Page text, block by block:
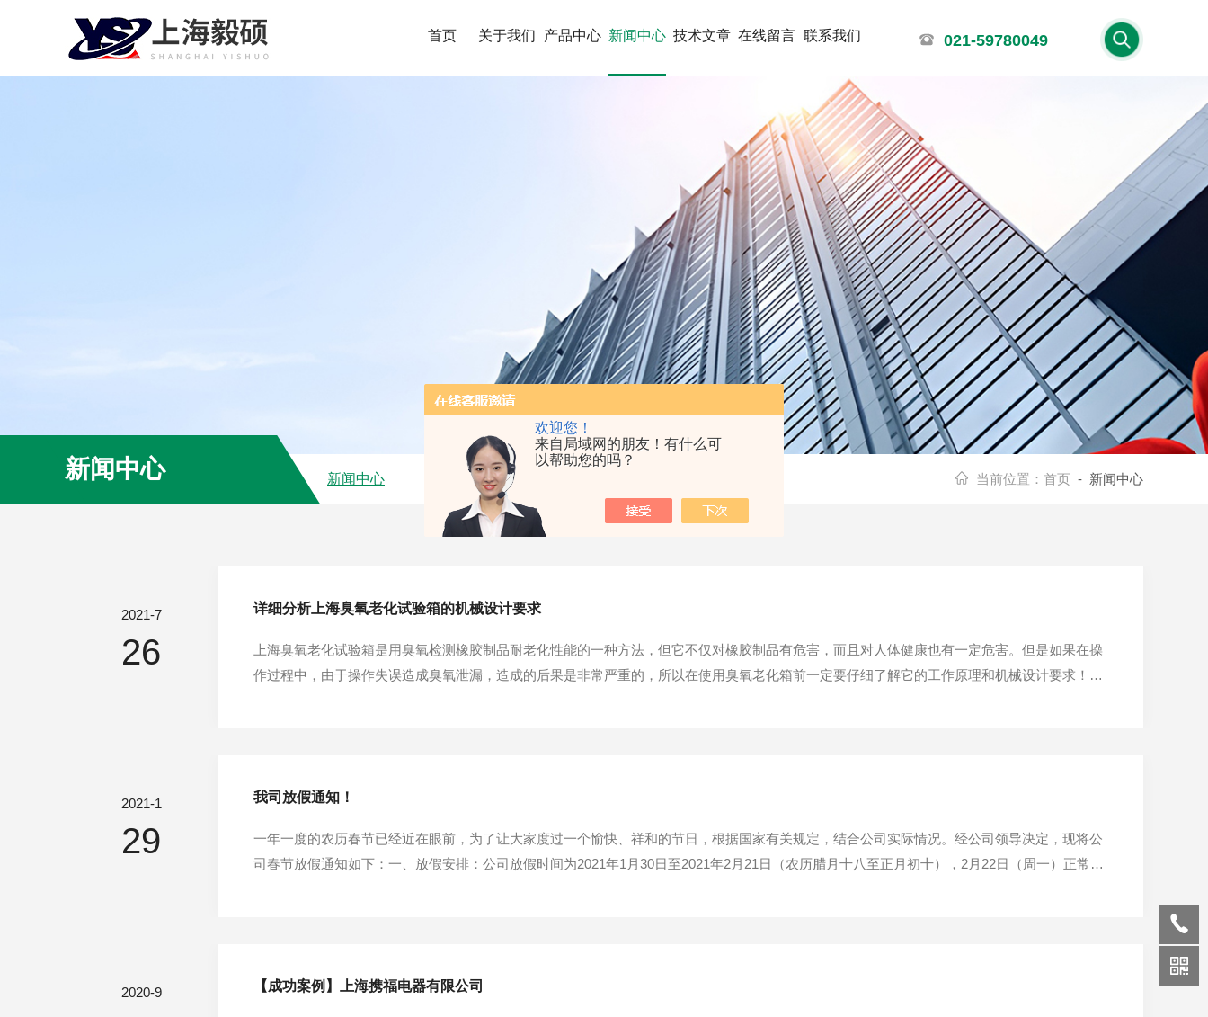
欢迎您！
来自局域网的朋友！有什么可
以帮助您的吗？
首页 关于我们 产品中心 新闻中心 技术文章 在线留言 联系我们 021-59780049
新闻中心 新闻中心 技术文章 当前位置： 首页 - 新闻中心
2021-7
26
详细分析上海臭氧老化试验箱的机械设计要求
上海臭氧老化试验箱是用臭氧检测橡胶制品耐老化性能的一种方法，但它不仅对橡胶制品有危害，而且对人体健康也有一定危害。但是如果在操
作过程中，由于操作失误造成臭氧泄漏，造成的后果是非常严重的，所以在使用臭氧老化箱前一定要仔细了解它的工作原理和机械设计要求！上
2021-1
29
我司放假通知！
一年一度的农历春节已经近在眼前，为了让大家度过一个愉快、祥和的节日，根据国家有关规定，结合公司实际情况。经公司领导决定，现将公
司春节放假通知如下：一、放假安排：公司放假时间为2021年1月30日至2021年2月21日（农历腊月十八至正月初十），2月22日（周一）正常上
2020-9 【成功案例】上海携福电器有限公司